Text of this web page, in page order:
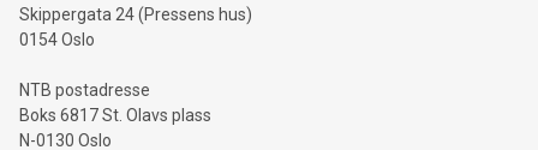
Skippergata 24 (Pressens hus)
0154 Oslo
NTB postadresse
Boks 6817 St. Olavs plass
N-0130 Oslo